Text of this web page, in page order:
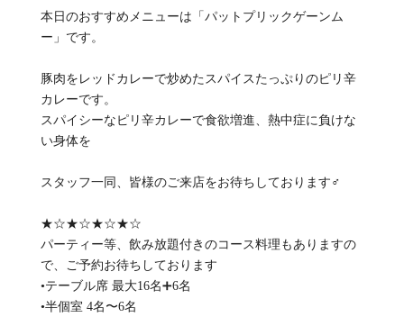
本日のおすすめメニューは「パットプリックゲーンム
ー」です。
豚肉をレッドカレーで炒めたスパイスたっぷりのピリ辛
カレーです。
スパイシーなピリ辛カレーで食欲増進、熱中症に負けな
い身体を
スタッフ一同、皆様のご来店をお待ちしております‍♂️
★☆★☆★☆★☆
パーティー等、飲み放題付きのコース料理もありますの
で、ご予約お待ちしております
•テーブル席 最大16名➕6名
•半個室 4名〜6名